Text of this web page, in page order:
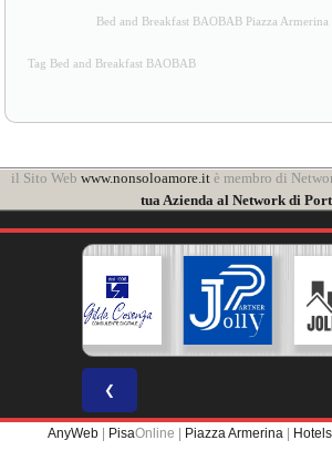
Bed and Breakfast BAOBAB Piazza Armerina
Tag Bed and Breakfast BAOBAB
il Sito Web www.nonsoloamore.it è membro di
tua Azienda al Network di
❮
AnyWeb | PisaOnline | Piazza Armerina |